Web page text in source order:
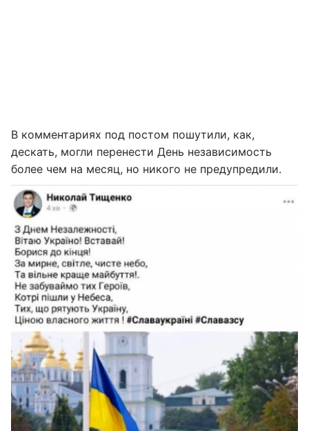
В комментариях под постом пошутили, как,
дескать, могли перенести День независимость
более чем на месяц, но никого не предупредили.